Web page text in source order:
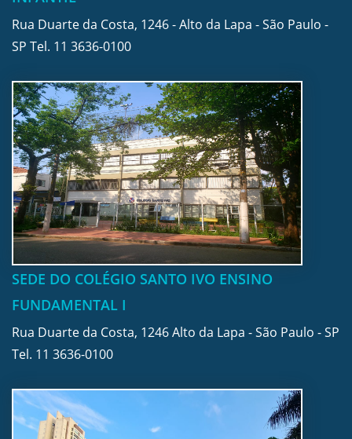
Rua Duarte da Costa, 1246 - Alto da Lapa - São Paulo -
SP Tel. 11 3636-0100
SEDE DO COLÉGIO SANTO IVO ENSINO
FUNDAMENTAL I
Rua Duarte da Costa, 1246 Alto da Lapa - São Paulo - SP
Tel. 11 3636-0100